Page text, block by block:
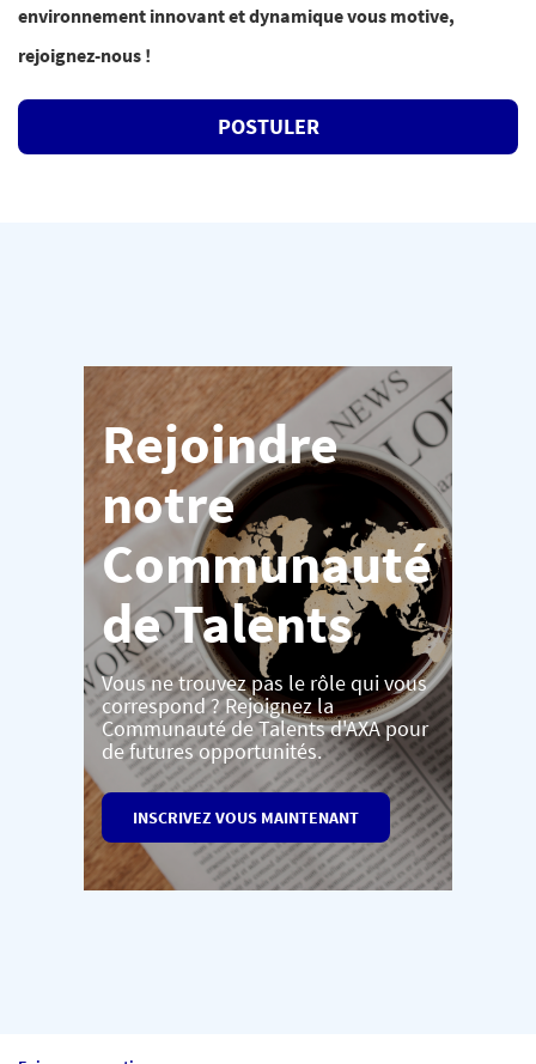
environnement innovant et dynamique vous motive,
rejoignez-nous !
POSTULER
Rejoindre
notre
Communauté
de Talents
Vous ne trouvez pas le rôle qui vous
correspond ? Rejoignez la
Communauté de Talents d'AXA pour
de futures opportunités.
INSCRIVEZ VOUS MAINTENANT